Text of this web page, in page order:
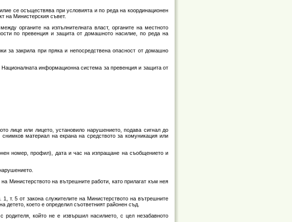
се осъществява при условията и по реда на координационен
на Министерския съвет.
органите на изпълнителната власт, органите на местното
по превенция и защита от домашното насилие, по реда на
за закрила при пряка и непосредствена опасност от домашно
информационна система за превенция и защита от
лице или лицето, установило нарушението, подава сигнал до
материал на екрана на средството за комуникация или
номер, профил), дата и час на изпращане на съобщението и
Министерството на вътрешните работи, като прилагат към нея
т. 5 от закона служителите на Министерството на вътрешните
детето, което е определил съответният районен съд.
родителя, който не е извършил насилието, с цел незабавното